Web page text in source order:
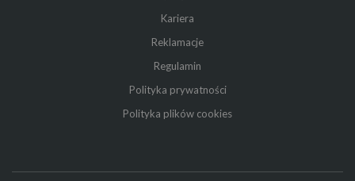
Kariera
Reklamacje
Regulamin
Polityka prywatności
Polityka plików cookies